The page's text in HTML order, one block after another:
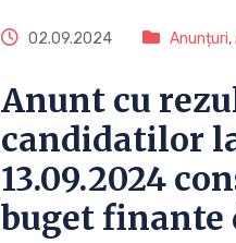
02.09.2024 Anunțuri,
Anunt cu
candidatilor
13.09.2024
buget finante